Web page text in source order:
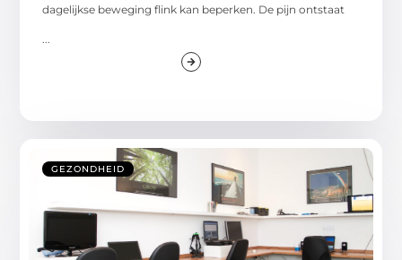
dagelijkse beweging flink kan beperken. De pijn ontstaat
GEZONDHEID